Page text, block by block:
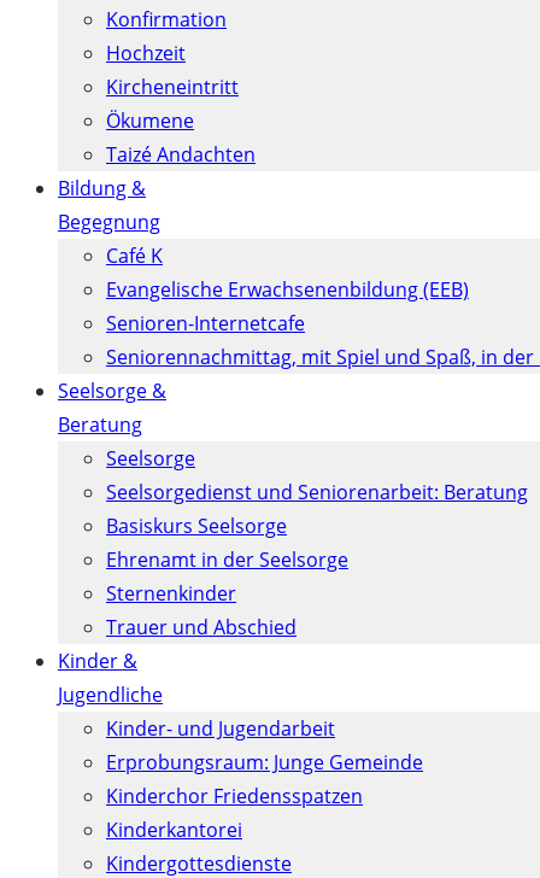
Konfirmation
Hochzeit
Kircheneintritt
Ökumene
Taizé Andachten
Bildung &
Begegnung
Café K
Evangelische Erwachsenenbildung (EEB)
Senioren-Internetcafe
Seniorennachmittag, mit Spiel und Spaß, in
Seelsorge &
Beratung
Seelsorge
Seelsorgedienst und Seniorenarbeit: Beratung
Basiskurs Seelsorge
Ehrenamt in der Seelsorge
Sternenkinder
Trauer und Abschied
Kinder &
Jugendliche
Kinder- und Jugendarbeit
Erprobungsraum: Junge Gemeinde
Kinderchor Friedensspatzen
Kinderkantorei
Kindergottesdienste